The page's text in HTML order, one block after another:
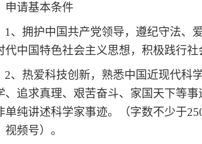
申请基本条件
1、拥护中国共产党领导，遵纪守法、
代中国特色社会主义思想，积极践行社
2、 热爱科技创新，熟悉中国近现代科
、追求真理、艰苦奋斗、家国天下等
单纯讲述科学家事迹。（字数不少于
视频号）。